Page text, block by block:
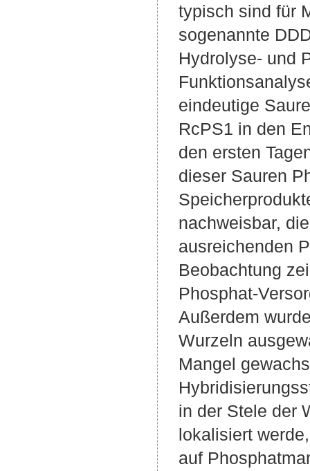
typisch sind für
sogenannte
Hydrolyse- und
eindeutige
RcPS1 in den
den ersten
dieser Sauren
nachweisbar,
ausreichenden
Beobachtung
Phosphat-
Außerdem
Wurzeln
Mangel
in der Stele der
lokalisiert
auf